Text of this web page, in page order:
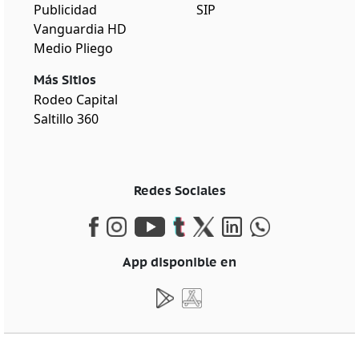
Publicidad
Vanguardia HD
Medio Pliego
Más Sitios
Rodeo Capital
Saltillo 360
SIP
Redes Sociales
App disponible en